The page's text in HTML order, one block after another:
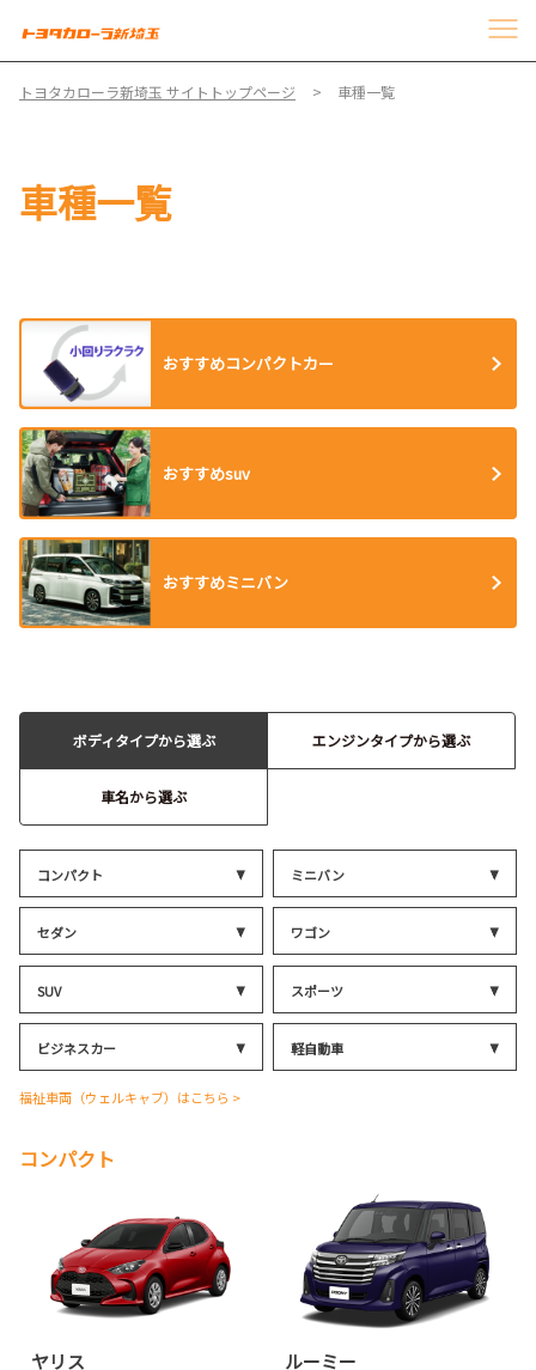
トヨタカローラ新埼玉 サイトトップページ 車種一覧
車種一覧
おすすめコンパクトカー
おすすめsuv
おすすめミニバン
ボディタイプから選ぶ エンジンタイプから選ぶ
車名から選ぶ
コンパクト ミニバン
セダン ワゴン
SUV スポーツ
ビジネスカー 軽自動車
福祉車両（ウェルキャブ）はこちら >
コンパクト
ヤリス ルーミー